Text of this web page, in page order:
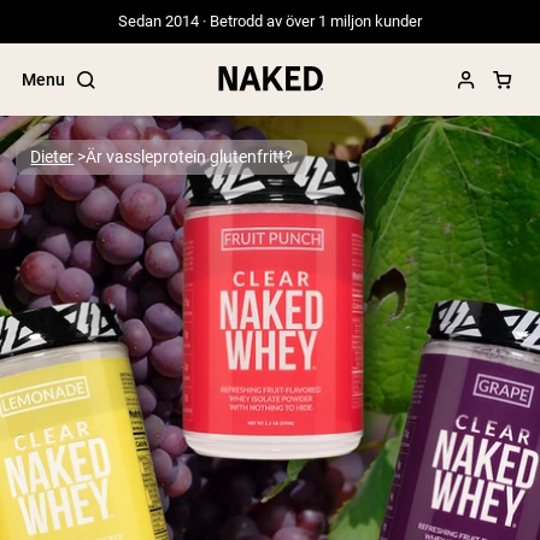
Sedan 2014 · Betrodd av över 1 miljon kunder
Menu
Populära söktermer
”Protein Powder“
”Overnight Oats“
”Vegan protein“
”Collagen“
”Micellar Casein“
PROTEIN POWDERSBest Seller
Gräsbetat vassleprotein
Vassleisolat från gräsbetande djur
Getproteinpulver från get
Dieter Är vassleprotein glutenfritt?